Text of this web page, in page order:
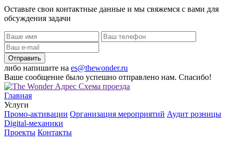
Оставьте свои контактные данные и мы свяжемся с вами для
обсуждения задачи
Отправить
либо напишите на es@thewonder.ru
Ваше сообщение было успешно отправлено нам. Спасибо!
Схема проезда
Главная
Услуги
Промо-активации Организация мероприятий Аудит розницы
Digital-механики
Проекты Контакты